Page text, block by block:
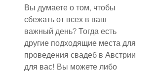
Вы думаете о том, чтобы
сбежать от всех в ваш
важный день? Тогда есть
другие подходящие места для
проведения свадеб в Австрии
для вас! Вы можете либо